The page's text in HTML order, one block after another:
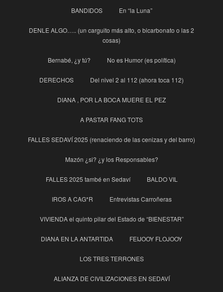
BANDIDOS En “la Luna”
DENLE ALGO….. (un carguito más alto, o bicarbonato o las 2
cosas)
Bernabé, ¿y tú? No es Humor (es política)
DERECHOS Del nivel 2 al 112 (ahora toca 112)
DIANA , POR LA BOCA MUERE EL PEZ
A PASTAR FANG TOTS
FALLES SEDAVÍ 2025 (renaciendo de las cenizas y del barro)
Mazón ¿si? ¿y los Responsables?
FALLES 2025 també en Sedaví BALDO VIL
IROS A CAG*R Entrevistas Carroñeras
VIVIENDA el quinto pilar del Estado de “BIENESTAR”
DIANA EN LA ANTARTIDA FEIJOOY FLOJOOY
LOS TRES TERRONES
ALIANZA DE CIVILIZACIONES EN SEDAVÍ